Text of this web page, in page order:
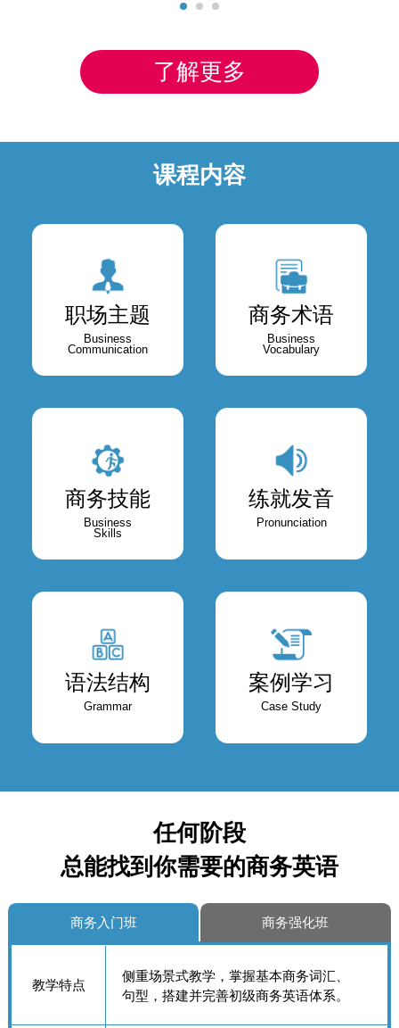
了解更多
课程内容
职场主题
Business
Communication
商务术语
Business
Vocabulary
商务技能
Business
Skills
练就发音
Pronunciation
语法结构
Grammar
案例学习
Case Study
任何阶段
总能找到你需要的商务英语
商务入门班 商务强化班
教学特点
侧重场景式教学，掌握基本商务词汇、
句型，搭建并完善初级商务英语体系。